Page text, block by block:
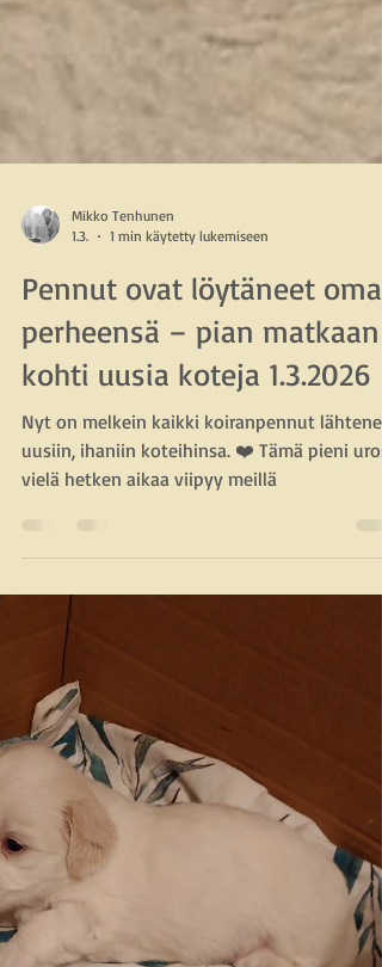
Mikko Tenhunen
1 min käytetty lukemiseen
Pennut ovat löytäneet omat
perheensä – pian matkaan
kohti uusia koteja 1.3.2026
uusiin, ihaniin koteihinsa. ❤️ Tämä pieni uros
vielä hetken aikaa viipyy meillä